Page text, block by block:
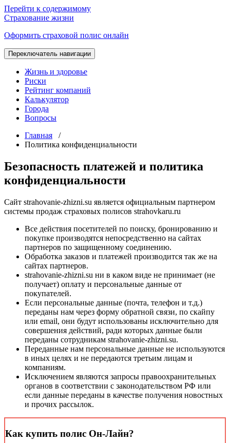
Перейти к содержимому
Страхование жизни
Оформить страховой полис онлайн
Переключатель навигации
Жизнь и здоровье
Риски
Рейтинг компаний
Калькулятор
Города
Вопросы
Главная /
Политика конфиденциальности
Безопасность платежей и политика
конфиденциальности
Сайт strahovanie-zhizni.su является официальным партнером
системы продаж страховых полисов strahovkaru.ru
Все действия посетителей по поиску, бронированию и
покупке производятся непосредственно на сайтах
партнеров по защищенному соединению.
Обработка заказов и платежей производится так же на
сайтах партнеров.
strahovanie-zhizni.su ни в каком виде не принимает (не
получает) оплату и персональные данные от
покупателей.
Если персональные данные (почта, телефон и т.д.)
переданы нам через форму обратной связи, по скайпу
или email, они будут использованы исключительно для
совершения действий, ради которых данные были
переданы сотрудникам strahovanie-zhizni.su.
Переданные нам персональные данные не используются
в иных целях и не передаются третьим лицам и
компаниям.
Исключением являются запросы правоохранительных
органов в соответствии с законодательством РФ или
если данные переданы в качестве получения новостных
и прочих рассылок.
Как купить полис Он-Лайн?